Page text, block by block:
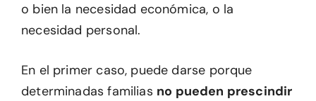
o bien la necesidad económica, o la
necesidad personal.
En el primer caso, puede darse porque
determinadas familias no pueden prescindir